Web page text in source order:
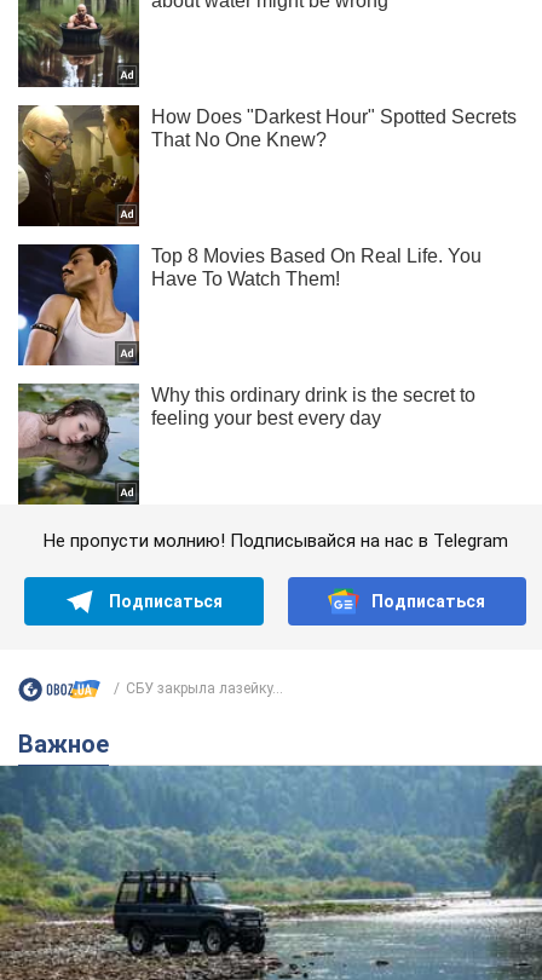
Не пропусти молнию! Подписывайся на нас в Telegram
Подписаться Подписаться
СБУ закрыла лазейку...
Важное